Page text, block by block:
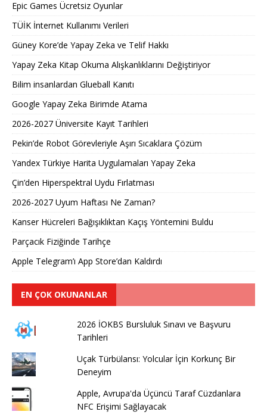
Epic Games Ücretsiz Oyunlar
TÜİK İnternet Kullanımı Verileri
Güney Kore’de Yapay Zeka ve Telif Hakkı
Yapay Zeka Kitap Okuma Alışkanlıklarını Değiştiriyor
Bilim insanlardan Glueball Kanıtı
Google Yapay Zeka Birimde Atama
2026-2027 Üniversite Kayıt Tarihleri ​​
Pekin’de Robot Görevleriyle Aşırı Sıcaklara Çözüm
Yandex Türkiye Harita Uygulamaları Yapay Zeka
Çin’den Hiperspektral Uydu Fırlatması
2026-2027 Uyum Haftası Ne Zaman?
Kanser Hücreleri Bağışıklıktan Kaçış Yöntemini Buldu
Parçacık Fiziğinde Tarihçe
Apple Telegram’ı App Store’dan Kaldırdı
EN ÇOK OKUNANLAR
2026 İOKBS Bursluluk Sınavı ve Başvuru
Tarihleri
Uçak Türbülansı: Yolcular İçin Korkunç Bir
Deneyim
Apple, Avrupa'da Üçüncü Taraf Cüzdanlara
NFC Erişimi Sağlayacak